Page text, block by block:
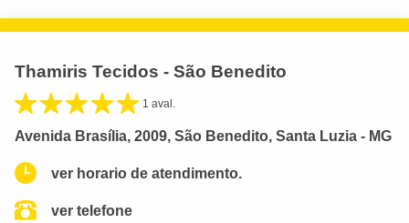
Thamiris Tecidos - São Benedito
1 aval.
Avenida Brasília, 2009, São Benedito, Santa Luzia - MG
ver horario de atendimento.
ver telefone